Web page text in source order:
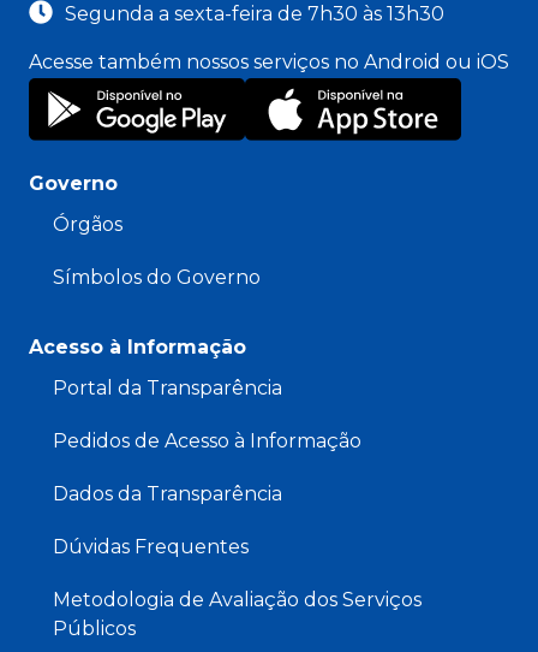
Segunda a sexta-feira de 7h30 às 13h30
Acesse também nossos serviços no Android ou iOS
Governo
Órgãos
Símbolos do Governo
Acesso à Informação
Portal da Transparência
Pedidos de Acesso à Informação
Dados da Transparência
Dúvidas Frequentes
Metodologia de Avaliação dos Serviços
Públicos